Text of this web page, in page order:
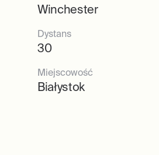
Winchester
Dystans
30
Miejscowość
Białystok